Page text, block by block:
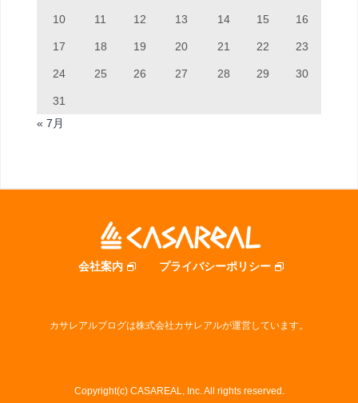
10 11 12 13 14 15 16
17 18 19 20 21 22 23
24 25 26 27 28 29 30
31
« 7月
会社案内 プライバシーポリシー
カサレアルブログは株式会社カサレアルが運営しています。
Copyright(c) CASAREAL, Inc. All rights reserved.